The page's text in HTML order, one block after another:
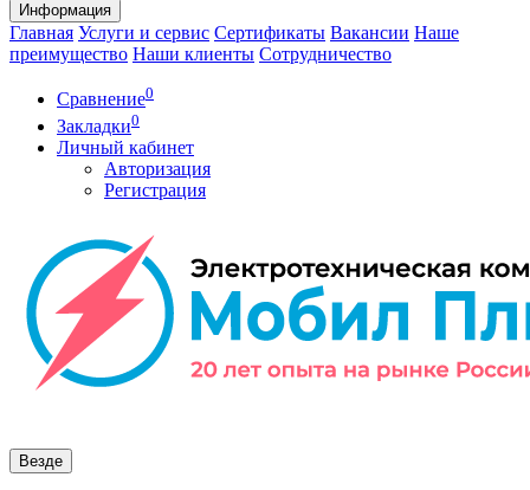
Информация
Главная Услуги и сервис Сертификаты Вакансии Наше
преимущество Наши клиенты Сотрудничество
Сравнение0
Закладки0
Личный кабинет
Авторизация
Регистрация
Везде